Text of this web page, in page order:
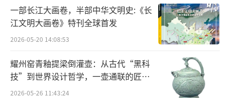
一部长江大画卷，半部中华文明史:《长
江文明大画卷》特刊全球首发
2026-05-20 14:08:53
耀州窑青釉提梁倒灌壶：从古代“黑科
技”到世界设计哲学，一壶通联的匠心
宇宙
2026-05-26 11:43:24